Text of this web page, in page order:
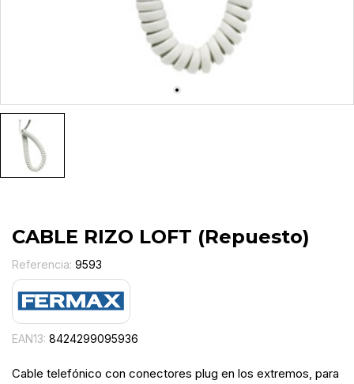
CABLE RIZO LOFT (Repuesto)
Referencia: 9593
EAN13: 8424299095936
Cable telefónico con conectores plug en los extremos, para